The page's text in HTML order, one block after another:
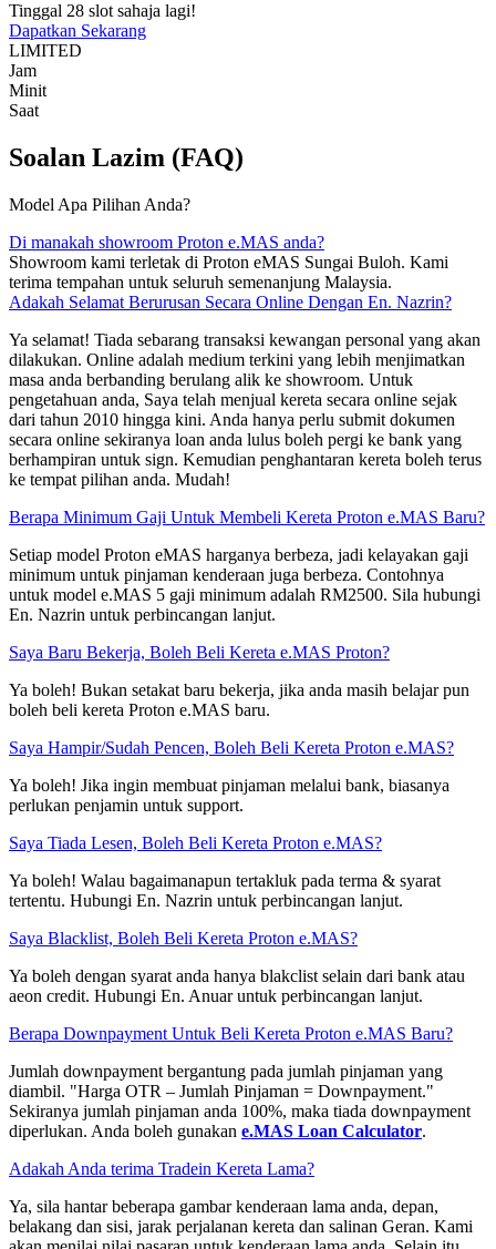
Tinggal 28 slot sahaja lagi!
Dapatkan Sekarang
LIMITED
Jam
Minit
Saat
Soalan Lazim (FAQ)
Model Apa Pilihan Anda?
Di manakah showroom Proton e.MAS anda?
Showroom kami terletak di Proton eMAS Sungai Buloh. Kami
terima tempahan untuk seluruh semenanjung Malaysia.
Adakah Selamat Berurusan Secara Online Dengan En. Nazrin?
Ya selamat! Tiada sebarang transaksi kewangan personal yang akan
dilakukan. Online adalah medium terkini yang lebih menjimatkan
masa anda berbanding berulang alik ke showroom. Untuk
pengetahuan anda, Saya telah menjual kereta secara online sejak
dari tahun 2010 hingga kini. Anda hanya perlu submit dokumen
secara online sekiranya loan anda lulus boleh pergi ke bank yang
berhampiran untuk sign. Kemudian penghantaran kereta boleh terus
ke tempat pilihan anda. Mudah!
Berapa Minimum Gaji Untuk Membeli Kereta Proton e.MAS Baru?
Setiap model Proton eMAS harganya berbeza, jadi kelayakan gaji
minimum untuk pinjaman kenderaan juga berbeza. Contohnya
untuk model e.MAS 5 gaji minimum adalah RM2500. Sila hubungi
En. Nazrin untuk perbincangan lanjut.
Saya Baru Bekerja, Boleh Beli Kereta e.MAS Proton?
Ya boleh! Bukan setakat baru bekerja, jika anda masih belajar pun
boleh beli kereta Proton e.MAS baru.
Saya Hampir/Sudah Pencen, Boleh Beli Kereta Proton e.MAS?
Ya boleh! Jika ingin membuat pinjaman melalui bank, biasanya
perlukan penjamin untuk support.
Saya Tiada Lesen, Boleh Beli Kereta Proton e.MAS?
Ya boleh! Walau bagaimanapun tertakluk pada terma & syarat
tertentu. Hubungi En. Nazrin untuk perbincangan lanjut.
Saya Blacklist, Boleh Beli Kereta Proton e.MAS?
Ya boleh dengan syarat anda hanya blakclist selain dari bank atau
aeon credit. Hubungi En. Anuar untuk perbincangan lanjut.
Berapa Downpayment Untuk Beli Kereta Proton e.MAS Baru?
Jumlah downpayment bergantung pada jumlah pinjaman yang
diambil. "Harga OTR – Jumlah Pinjaman = Downpayment."
Sekiranya jumlah pinjaman anda 100%, maka tiada downpayment
diperlukan. Anda boleh gunakan e.MAS Loan Calculator.
Adakah Anda terima Tradein Kereta Lama?
Ya, sila hantar beberapa gambar kenderaan lama anda, depan,
belakang dan sisi, jarak perjalanan kereta dan salinan Geran. Kami